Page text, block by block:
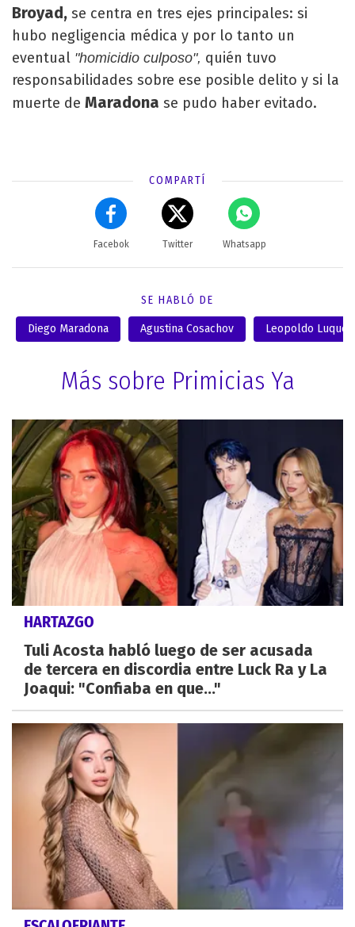
Broyad, se centra en tres ejes principales: si
hubo negligencia médica y por lo tanto un
eventual "homicidio culposo", quién tuvo
responsabilidades sobre ese posible delito y si la
muerte de Maradona se pudo haber evitado.
COMPARTÍ
Facebok Twitter Whatsapp
SE HABLÓ DE
Diego Maradona Agustina Cosachov Leopoldo Luque
Más sobre Primicias Ya
HARTAZGO
Tuli Acosta habló luego de ser acusada
de tercera en discordia entre Luck Ra y La
Joaqui: "Confiaba en que..."